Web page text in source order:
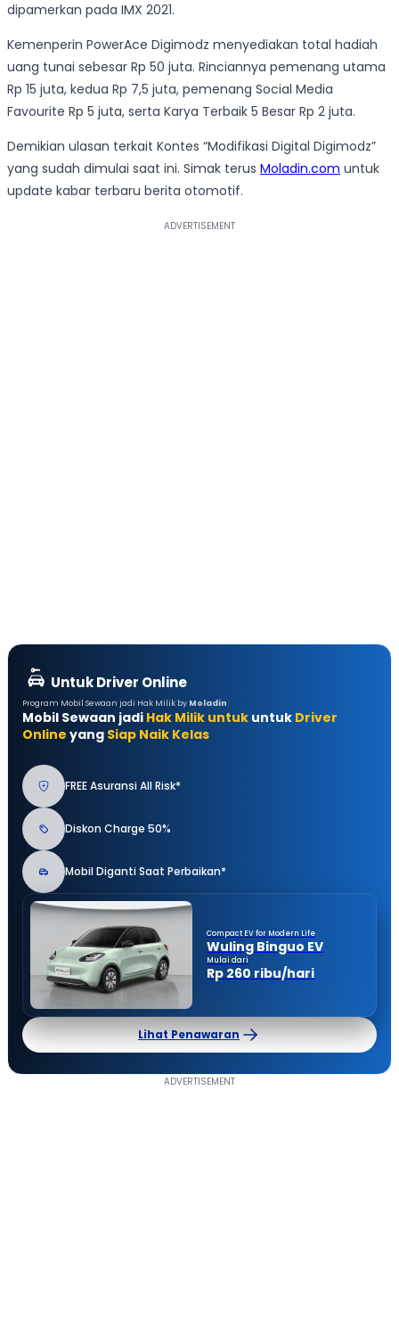
dipamerkan pada IMX 2021.
Kemenperin PowerAce Digimodz menyediakan total hadiah
uang tunai sebesar Rp 50 juta. Rinciannya pemenang utama
Rp 15 juta, kedua Rp 7,5 juta, pemenang Social Media
Favourite Rp 5 juta, serta Karya Terbaik 5 Besar Rp 2 juta.
Demikian ulasan terkait Kontes “Modifikasi Digital Digimodz”
yang sudah dimulai saat ini. Simak terus Moladin.com untuk
update kabar terbaru berita otomotif.
Untuk Driver Online
Program Mobil Sewaan jadi Hak Milik by Moladin
Mobil Sewaan jadi Hak Milik untuk untuk Driver
Online yang Siap Naik Kelas
FREE Asuransi All Risk*
Diskon Charge 50%
Mobil Diganti Saat Perbaikan*
Compact EV for Modern Life
Wuling Binguo EV
Mulai dari
Rp 260 ribu/hari
Lihat Penawaran